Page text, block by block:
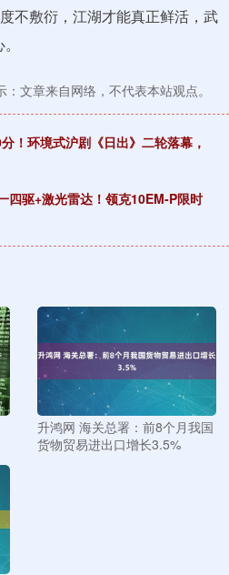
不敷衍，江湖才能真正鲜活，武
：文章来自网络，不代表本站观点。
！环境式沪剧《日出》二轮落幕，
四驱+激光雷达！领克10EM-P限时
升鸿网 海关总署：前8个月我国
货物贸易进出口增长3.5%